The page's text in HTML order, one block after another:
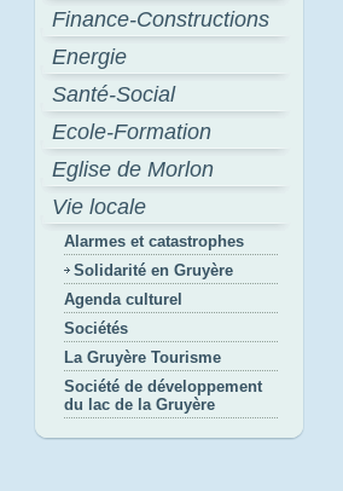
Finance-Constructions
Energie
Santé-Social
Ecole-Formation
Eglise de Morlon
Vie locale
Alarmes et catastrophes
Solidarité en Gruyère
Agenda culturel
Sociétés
La Gruyère Tourisme
Société de développement
du lac de la Gruyère